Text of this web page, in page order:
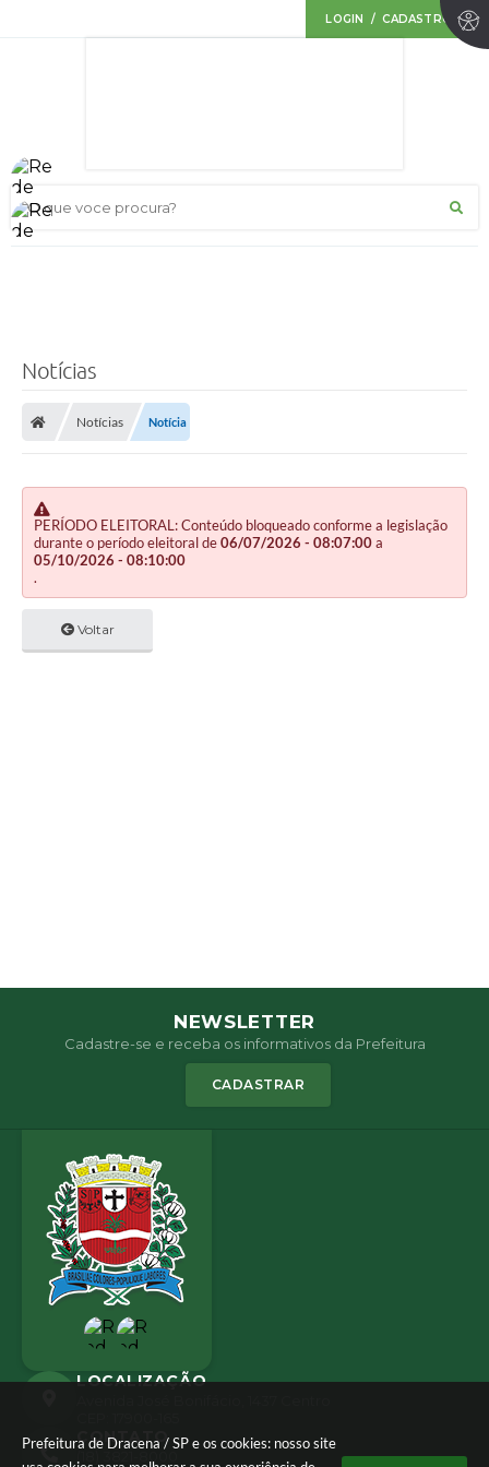
Prefeitura de Dracena / SP e os cookies: nosso site
LOGIN / CADASTRO
O que voce procura?
Notícias
Notícias Notícia
PERÍODO ELEITORAL: Conteúdo bloqueado conforme a legislação
durante o período eleitoral de06/07/2026 - 08:07:00a
05/10/2026 - 08:10:00
.
Voltar
NEWSLETTER
Cadastre-se e receba os informativos da Prefeitura
CADASTRAR
LOCALIZAÇÃO
CONTATO